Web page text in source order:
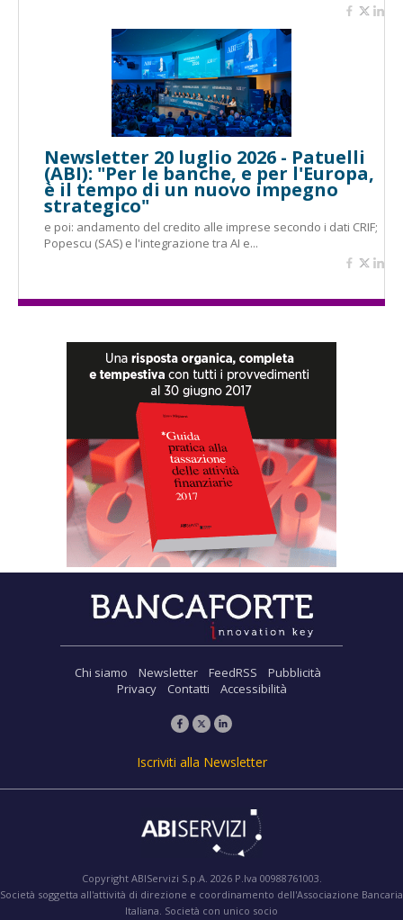
Newsletter 20 luglio 2026 - Patuelli
(ABI): "Per le banche, e per l'Europa,
è il tempo di un nuovo impegno
strategico"
e poi: andamento del credito alle imprese secondo i dati CRIF;
Popescu (SAS) e l'integrazione tra AI e...
Chi siamo Newsletter FeedRSS
Pubblicità
Privacy
Contatti Accessibilità
Iscriviti alla Newsletter
Copyright ABIServizi S.p.A. 2026 P.Iva 00988761003.
Società soggetta all'attività di direzione e coordinamento dell'Associazione Bancaria
Italiana. Società con unico socio